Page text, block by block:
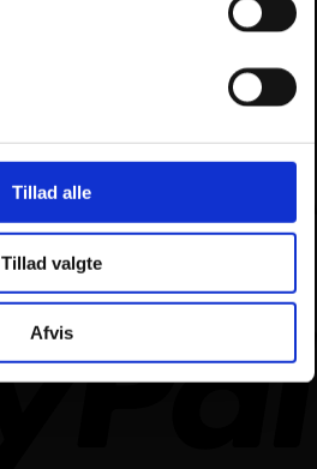
Tillad alle
Tillad valgte
Afvis